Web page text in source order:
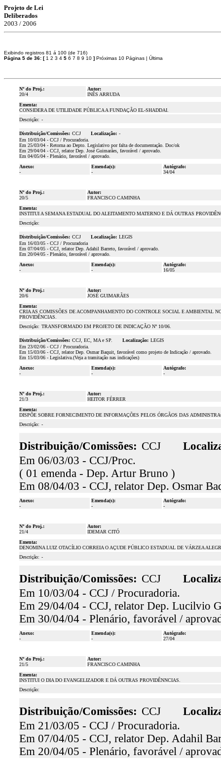
Projeto de Lei
Deliberados
2003 / 2006
Exibindo registros 81 á 100 (de 716)
Página 5 de 36: [ 1 2 3 4 5 6 7 8 9 10 ] Próximas 10 Páginas | Última
Nº do Proj.:
20/4
Autor:
INÊS ARRUDA
Ementa:
CONSIDERA DE UTILIDADE PÚBLICA A FUNDAÇÃO EL-SHADDAI.
Descrição: -
Distribuição/Comissões: CCJ Localização: -
Em 10/03/04 - CCJ / Procuradoria.
Em 25/03/04 - Retorna ao Depto. Legislativo por falta de documentação. Doc/ok
Em 29/04/04 - CCJ, relator Dep. José Guimarães, favorável / aprovado.
Em 04/05/04 - Plenário, favorável / aprovado.
Anexo:
-
Emenda(s):
-
Autógrafo:
34/04
Nº do Proj.:
20/5
Autor:
FRANCISCO CAMINHA
Ementa:
INSTITUI A SEMANA ESTADUAL DO ALEITAMENTO MATERNO E DÁ OUTRAS
Descrição:
Distribuição/Comissões: CCJ Localização: LEGIS
Em 16/03/05 - CCJ / Procuradoria
Em 07/04/05 - CCJ, relator Dep. Adahil Barreto, favorável / aprovado.
Em 20/04/05 - Plenário, favorável / aprovado.
Anexo:
-
Emenda(s):
-
Autógrafo:
16/05
Nº do Proj.:
20/6
Autor:
JOSÉ GUIMARÃES
Ementa:
CRIA AS COMISSÕES DE ACOMPANHAMENTO DO CONTROLE SOCIAL E AMBIENTAL
PROVIDÊNCIAS.
Descrição: TRANSFORMADO EM PROJETO DE INDICAÇÃO Nº 10/06.
Distribuição/Comissões: CCJ, EC, MA e SP. Localização: LEGIS
Em 23/02/06 - CCJ / Procuradoria.
Em 15/03/06 - CCJ, relator Dep. Osmar Baquit, favorável como projeto de Indicação / aprovado.
Em 15/03/06 - Legislativa.(Veja a tramitação nas indicações)
Anexo:
-
Emenda(s):
-
Autógrafo:
-
Nº do Proj.:
21/3
Autor:
HEITOR FÉRRER
Ementa:
DISPÕE SOBRE FORNECIMENTO DE INFORMAÇÕES PELOS ÓRGÃOS DAS
Descrição: -
Distribuição/Comissões: CCJ
Em 06/03/03 - CCJ/Proc.
( 01 emenda - Dep. Artur Bruno )
Em 08/04/03 - CCJ, relator Dep. Osmar
Anexo:
-
Emenda(s):
-
Autógrafo:
-
Nº do Proj.:
21/4
Autor:
IDEMAR CITÓ
Ementa:
DENOMINA LUIZ OTACÍLIO CORREIA O AÇUDE PÚBLICO ESTADUAL DE VÁRZEA
Descrição: -
Distribuição/Comissões: CCJ
Em 10/03/04 - CCJ / Procuradoria.
Em 29/04/04 - CCJ, relator Dep. Lucilvio
Em 30/04/04 - Plenário, favorável /
Anexo:
-
Emenda(s):
-
Autógrafo:
27/04
Nº do Proj.:
21/5
Autor:
FRANCISCO CAMINHA
Ementa:
INSTITUI O DIA DO EVANGELIZADOR E DÁ OUTRAS PROVIDÊNNCIAS.
Descrição:
Distribuição/Comissões: CCJ
Em 21/03/05 - CCJ / Procuradoria.
Em 07/04/05 - CCJ, relator Dep. Adahil
Em 20/04/05 - Plenário, favorável /